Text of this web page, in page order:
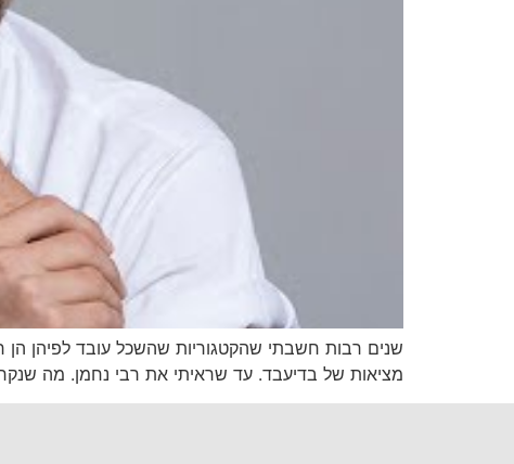
שנים רבות חשבתי שהקטגוריות שהשכל עובד לפיהן
מציאות של בדיעבד. עד שראיתי את רבי נחמן. מה